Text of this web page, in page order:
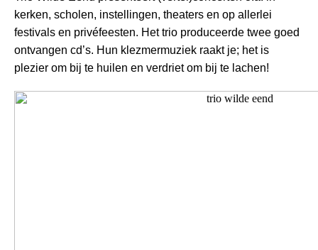
kerken, scholen, instellingen, theaters en op allerlei
festivals en privéfeesten. Het trio produceerde twee goed
ontvangen cd’s. Hun klezmermuziek raakt je; het is
plezier om bij te huilen en verdriet om bij te lachen!